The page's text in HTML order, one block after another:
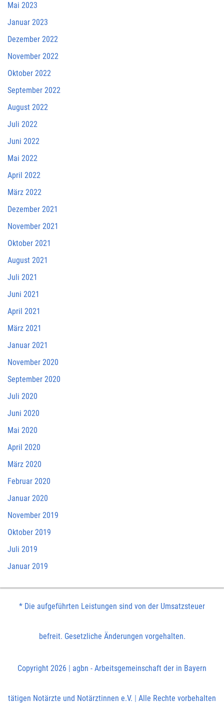
Mai 2023
Januar 2023
Dezember 2022
November 2022
Oktober 2022
September 2022
August 2022
Juli 2022
Juni 2022
Mai 2022
April 2022
März 2022
Dezember 2021
November 2021
Oktober 2021
August 2021
Juli 2021
Juni 2021
April 2021
März 2021
Januar 2021
November 2020
September 2020
Juli 2020
Juni 2020
Mai 2020
April 2020
März 2020
Februar 2020
Januar 2020
November 2019
Oktober 2019
Juli 2019
Januar 2019
* Die aufgeführten Leistungen sind von der Umsatzsteuer
befreit. Gesetzliche Änderungen vorgehalten.
Copyright 2026 agbn - Arbeitsgemeinschaft der in Bayern
tätigen Notärzte und Notärztinnen e.V. Alle Rechte vorbehalten